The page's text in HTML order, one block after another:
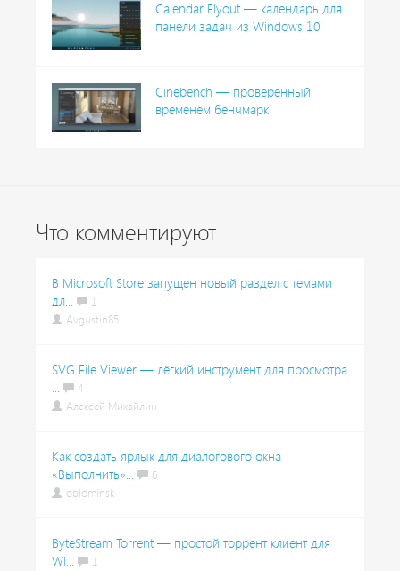
Calendar Flyout — календарь для
панели задач из Windows 10
Cinebench — проверенный
временем бенчмарк
Что комментируют
В Microsoft Store запущен новый раздел с темами
дл...
1
Avgustin85
SVG File Viewer — лёгкий инструмент для просмотра
...
4
Алексей Михайлин
Как создать ярлык для диалогового окна
«Выполнить»...
6
oblominsk
ByteStream Torrent — простой торрент клиент для
Wi...
1